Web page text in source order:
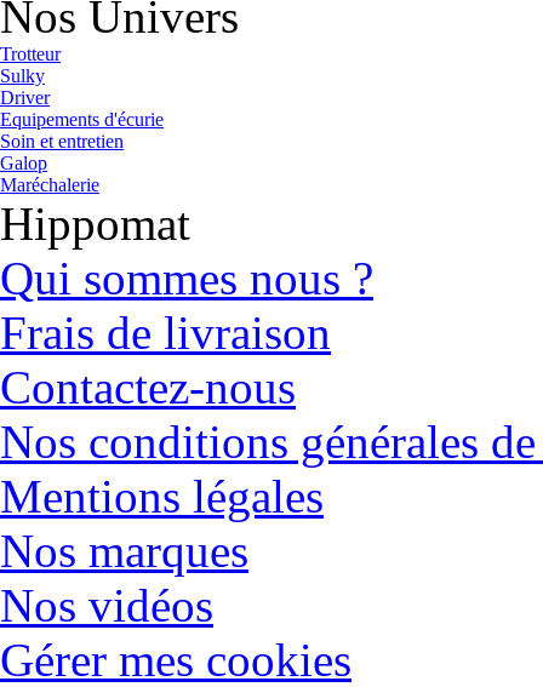
Nos Univers
Trotteur
Sulky
Driver
Equipements d'écurie
Soin et entretien
Galop
Maréchalerie
Hippomat
Qui sommes nous ?
Frais de livraison
Contactez-nous
Nos conditions générales
Mentions légales
Nos marques
Nos vidéos
Gérer mes cookies